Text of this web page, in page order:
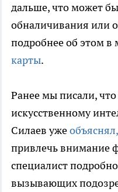
дальше, что может
обналичивания или
подробнее об этом в
карты.
Ранее мы писали, что
искусственному
Силаев уже
привлечь внимание
специалист
вызывающих